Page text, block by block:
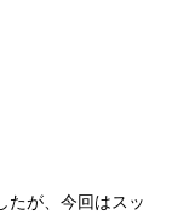
たが、今回はスッ